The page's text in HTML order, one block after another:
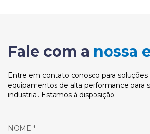
Fale com a nossa
Entre em contato conosco para soluções
equipamentos de alta performance para
industrial. Estamos à disposição.
NOME *